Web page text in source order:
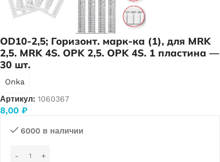
OD10-2,5; Горизонт. марк-ка (1), для MRK
2,5. MRK 4S. OPK 2,5. OPK 4S. 1 пластина —
30 шт.
Onka
Артикул: 1060367
8,00 ₽
6000 в наличии